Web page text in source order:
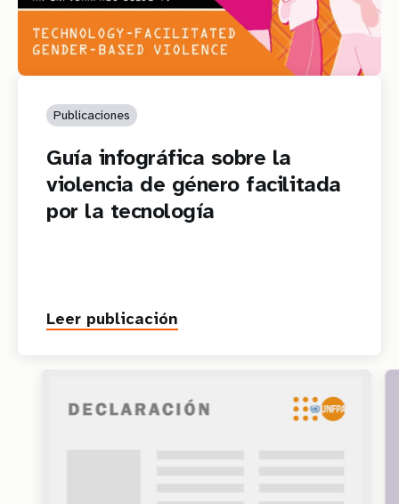
Publicaciones
Guía infográfica sobre la
violencia de género facilitada
por la tecnología
Leer publicación